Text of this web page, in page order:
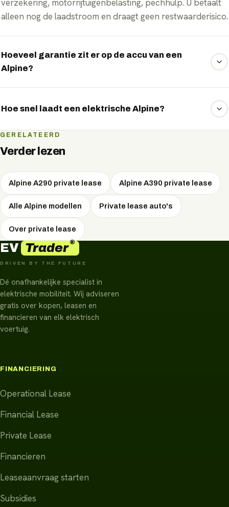
verzekering, motorrijtuigenbelasting, pechhulp. U betaalt
alleen nog de laadstroom en draagt geen restwaarderisico.
Hoeveel garantie zit er op de accu van een
Alpine?
het accupakket, met behoud van minimaal 70% capaciteit.
accurisico.
Hoe snel laadt een elektrische Alpine?
De snelste Alpine-modellen laden aan een snellader met
pieken tot 150 kW DC, goed om onderweg in korte tijd
met wisselstroom.
GERELATEERD
Verder lezen
Alpine A290 private lease Alpine A390 private lease
Alle Alpine modellen Private lease auto's
Over private lease
EV Trader®
DRIVEN BY THE FUTURE
Dé onafhankelijke specialist in
elektrische mobiliteit. Wij adviseren
gratis over kopen, leasen en
financieren van elk elektrisch
voertuig.
FINANCIERING
Operational Lease
Financial Lease
Private Lease
Financieren
Leaseaanvraag starten
Subsidies